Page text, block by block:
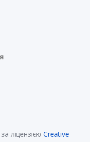
ліцензією Creative